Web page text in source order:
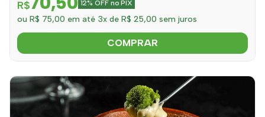
R$ 12% OFF no PIX
ou R$ 75,00 em até 3x de R$ 25,00 sem juros
COMPRAR